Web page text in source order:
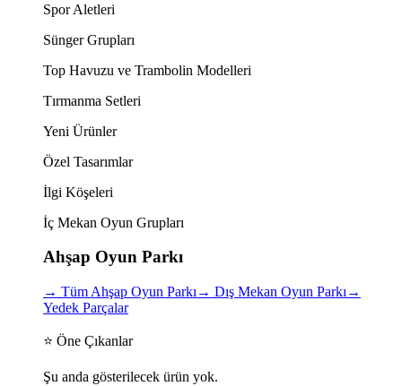
Spor Aletleri
Sünger Grupları
Top Havuzu ve Trambolin Modelleri
Tırmanma Setleri
Yeni Ürünler
Özel Tasarımlar
İlgi Köşeleri
İç Mekan Oyun Grupları
Ahşap Oyun Parkı
→ Tüm Ahşap Oyun Parkı → Dış Mekan Oyun Parkı →
Yedek Parçalar
⭐ Öne Çıkanlar
Şu anda gösterilecek ürün yok.